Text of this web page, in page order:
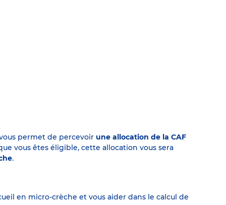
permet de percevoir une allocation de la CAF
vous êtes éligible, cette allocation vous sera
.
en micro-crèche et vous aider dans le calcul de